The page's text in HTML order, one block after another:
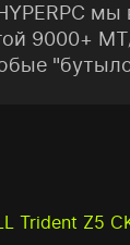
9000+
Trident Z5